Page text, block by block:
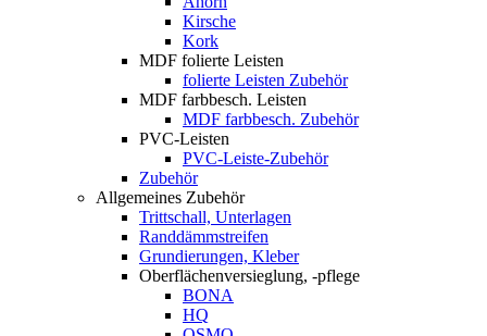
Kirsche
Kork
MDF folierte Leisten
folierte Leisten Zubehör
MDF farbbesch. Leisten
MDF farbbesch. Zubehör
PVC-Leisten
PVC-Leiste-Zubehör
Zubehör
Allgemeines Zubehör
Trittschall, Unterlagen
Randdämmstreifen
Grundierungen, Kleber
Oberflächenversieglung, -pflege
BONA
HQ